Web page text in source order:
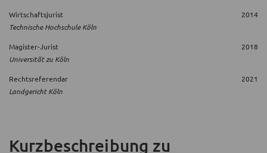
Wirtschaftsjurist
Technische Hochschule Köln
2014
Magister-Jurist
Universität zu Köln
2018
Rechtsreferendar
Landgericht Köln
2021
Kurzbeschreibung zu